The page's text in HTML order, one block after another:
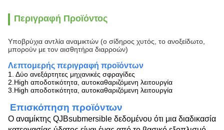
Περιγραφή Προϊόντος
Υποβρύχια αντλία αναμικτών (ο σίδηρος χυτός, το ανοξείδωτο,
μπορούν με τον αισθητήρα διαρροών)
Λεπτομερής περιγραφή προϊόντων
1. Δύο ανεξάρτητες μηχανικές σφραγίδες
2.High αποδοτικότητα, αυτοκαθαριζόμενη λειτουργία
3.High αποδοτικότητα, αυτοκαθαριζόμενη λειτουργία
Επισκόπηση προϊόντων
Ο αναμίκτης QJBsubmersible δεδομένου ότι μια διαδικασία